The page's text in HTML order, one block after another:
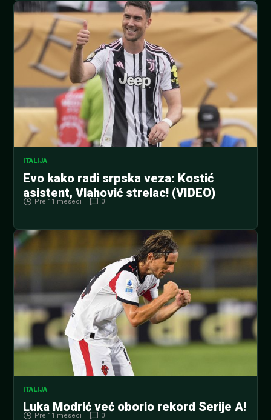
ITALIJA
Evo kako radi srpska veza: Kostić
asistent, Vlahović strelac! (VIDEO)
Pre 11 meseci 0
ITALIJA
Luka Modrić već oborio rekord Serije A!
Pre 11 meseci 0